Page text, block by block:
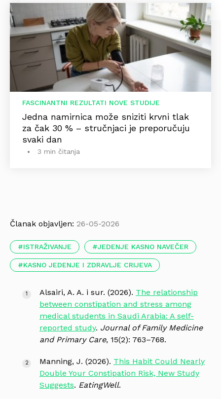
FASCINANTNI REZULTATI NOVE STUDIJE
Jedna namirnica može sniziti krvni tlak
za čak 30 % – stručnjaci je preporučuju
svaki dan
3 min čitanja
Članak objavljen: 26-05-2026
ISTRAŽIVANJE JEDENJE KASNO NAVEČER
KASNO JEDENJE I ZDRAVLJE CRIJEVA
Alsairi, A. A. i sur. (2026). The relationship
between constipation and stress among
medical students in Saudi Arabia: A self-
reported study. Journal of Family Medicine
and Primary Care, 15(2): 763–768.
Manning, J. (2026). This Habit Could Nearly
Double Your Constipation Risk, New Study
Suggests. EatingWell.